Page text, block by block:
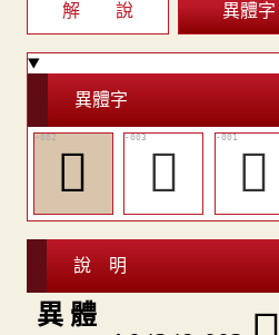
解 說 異體字
異體字
𤖕 𤖙 𨟻
說 明
異 體